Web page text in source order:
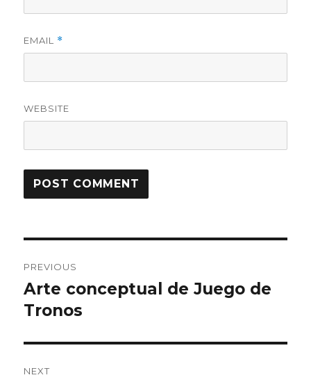
EMAIL *
WEBSITE
navigation
PREVIOUS
Previous
post:
Arte conceptual de Juego de
Tronos
NEXT